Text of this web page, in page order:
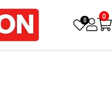
0 0